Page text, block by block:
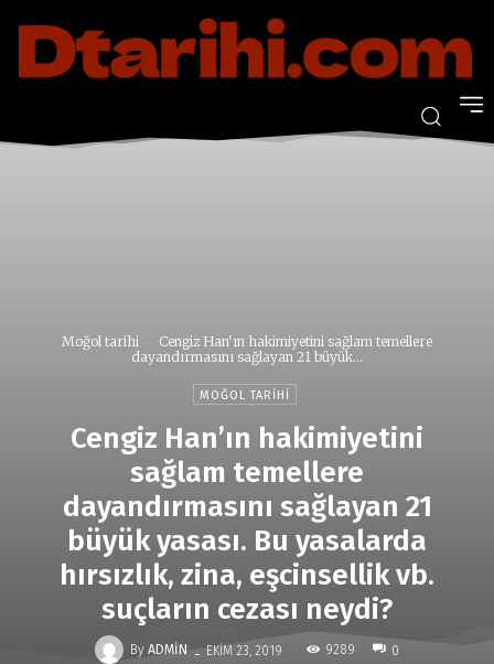
Moğol tarihi
Cengiz Han'ın hakimiyetini sağlam temellere
dayandırmasını sağlayan 21 büyük...
MOĞOL TARIHI
Cengiz Han’ın hakimiyetini
sağlam temellere
dayandırmasını sağlayan 21
büyük yasası. Bu yasalarda
hırsızlık, zina, eşcinsellik vb.
suçların cezası neydi?
By ADMIN - EKIM 23, 2019 9289 0